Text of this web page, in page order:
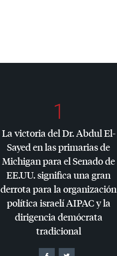
1
La victoria del Dr. Abdul El-
Sayed en las primarias de
Michigan para el Senado de
EE.UU. significa una gran
derrota para la organización
política israelíAIPACy la
dirigencia demócrata
tradicional